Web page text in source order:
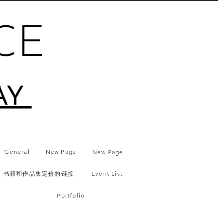
General New Page New Page
书籍和作品集定价的链接 Event List
Portfolio